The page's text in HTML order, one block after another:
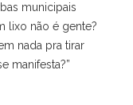
municipais
lixo não é gente?
nada pra tirar
manifesta?”